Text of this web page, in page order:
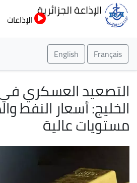
إلى
الإذاعة الجزائرية
الإذاعات
Français
English
التصعيد العسكري
الخليج: أسعار النفط
مستويات عالية